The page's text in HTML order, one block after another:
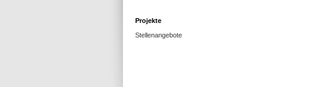
Projekte
Stellenangebote